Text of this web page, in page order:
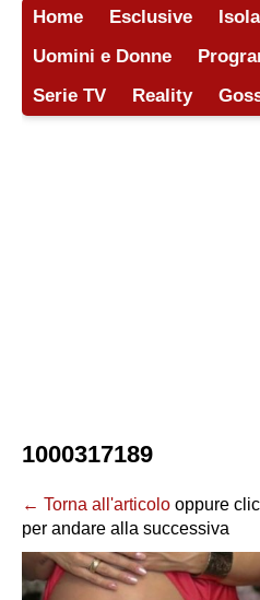
Home Esclusive
Uomini e Donne
Serie TV
Reality
1000317189
← Torna all'articolo oppure
per andare alla successiva